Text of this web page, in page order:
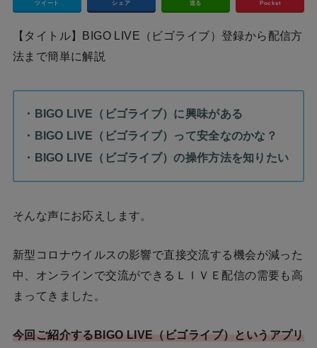
ツイート シェア 送る Pocket
【タイトル】BIGO LIVE（ビゴライブ）登録から配信方
法まで簡単に解説
・BIGO LIVE（ビゴライブ）に興味がある
・BIGO LIVE（ビゴライブ）って安全なのかな？
・BIGO LIVE（ビゴライブ）の操作方法を知りたい
そんな声にお応えします。
新型コロナウイルスの影響で直接交流する機会が減った
中、オンラインで交流ができるＬＩＶＥ配信の需要も高
まってきました。
今回ご紹介するBIGO LIVE（ビゴライブ）というアプリ